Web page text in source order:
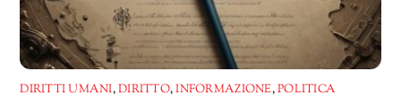
DIRITTI UMANI,DIRITTO,INFORMAZIONE,POLITICA